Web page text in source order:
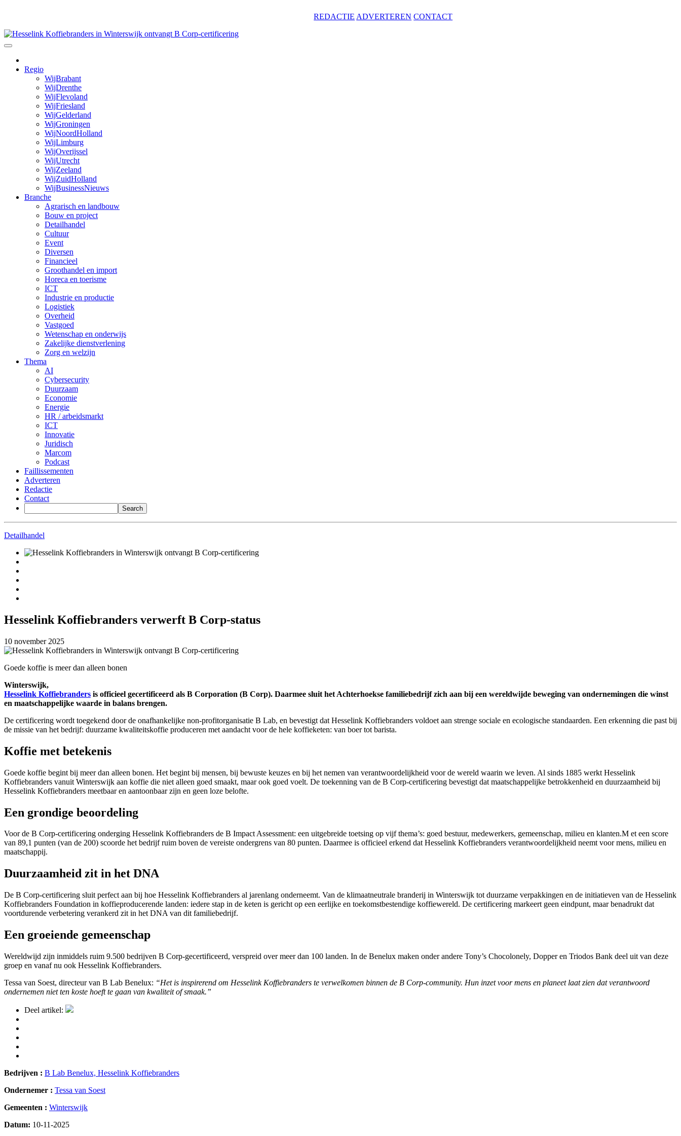
REDACTIE ADVERTEREN CONTACT
Regio
WijBrabant
WijDrenthe
WijFlevoland
WijFriesland
WijGelderland
WijGroningen
WijNoordHolland
WijLimburg
WijOverijssel
WijUtrecht
WijZeeland
WijZuidHolland
WijBusinessNieuws
Branche
Agrarisch en landbouw
Bouw en project
Detailhandel
Cultuur
Event
Diversen
Financieel
Groothandel en import
Horeca en toerisme
ICT
Industrie en productie
Logistiek
Overheid
Vastgoed
Wetenschap en onderwijs
Zakelijke dienstverlening
Zorg en welzijn
Thema
AI
Cybersecurity
Duurzaam
Economie
Energie
HR / arbeidsmarkt
ICT
Innovatie
Juridisch
Marcom
Podcast
Faillissementen
Adverteren
Redactie
Contact
Detailhandel
Hesselink Koffiebranders verwerft B Corp-status
10 november 2025
Goede koffie is meer dan alleen bonen
Winterswijk,
Hesselink Koffiebranders is officieel gecertificeerd als B Corporation (B Corp). Daarmee sluit het Achterhoekse familiebedrijf zich aan bij een wereldwijde beweging van ondernemingen die winst
en maatschappelijke waarde in balans brengen.
De certificering wordt toegekend door de onafhankelijke non-profitorganisatie B Lab, en bevestigt dat Hesselink Koffiebranders voldoet aan strenge sociale en ecologische standaarden. Een erkenning die past bij
de missie van het bedrijf: duurzame kwaliteitskoffie produceren met aandacht voor de hele koffieketen: van boer tot barista.
Koffie met betekenis
Goede koffie begint bij meer dan alleen bonen. Het begint bij mensen, bij bewuste keuzes en bij het nemen van verantwoordelijkheid voor de wereld waarin we leven. Al sinds 1885 werkt Hesselink
Koffiebranders vanuit Winterswijk aan koffie die niet alleen goed smaakt, maar ook goed voelt. De toekenning van de B Corp-certificering bevestigt dat maatschappelijke betrokkenheid en duurzaamheid bij
Hesselink Koffiebranders meetbaar en aantoonbaar zijn en geen loze belofte.
Een grondige beoordeling
Voor de B Corp-certificering onderging Hesselink Koffiebranders de B Impact Assessment: een uitgebreide toetsing op vijf thema’s: goed bestuur, medewerkers, gemeenschap, milieu en klanten.M et een score
van 89,1 punten (van de 200) scoorde het bedrijf ruim boven de vereiste ondergrens van 80 punten. Daarmee is officieel erkend dat Hesselink Koffiebranders verantwoordelijkheid neemt voor mens, milieu en
maatschappij.
Duurzaamheid zit in het DNA
De B Corp-certificering sluit perfect aan bij hoe Hesselink Koffiebranders al jarenlang onderneemt. Van de klimaatneutrale branderij in Winterswijk tot duurzame verpakkingen en de initiatieven van de Hesselink
Koffiebranders Foundation in koffieproducerende landen: iedere stap in de keten is gericht op een eerlijke en toekomstbestendige koffiewereld. De certificering markeert geen eindpunt, maar benadrukt dat
voortdurende verbetering verankerd zit in het DNA van dit familiebedrijf.
Een groeiende gemeenschap
Wereldwijd zijn inmiddels ruim 9.500 bedrijven B Corp-gecertificeerd, verspreid over meer dan 100 landen. In de Benelux maken onder andere Tony’s Chocolonely, Dopper en Triodos Bank deel uit van deze
groep en vanaf nu ook Hesselink Koffiebranders.
Tessa van Soest, directeur van B Lab Benelux: “Het is inspirerend om Hesselink Koffiebranders te verwelkomen binnen de B Corp-community. Hun inzet voor mens en planeet laat zien dat verantwoord
ondernemen niet ten koste hoeft te gaan van kwaliteit of smaak.”
Deel artikel:
Bedrijven : B Lab Benelux, Hesselink Koffiebranders
Ondernemer : Tessa van Soest
Gemeenten : Winterswijk
Datum: 10-11-2025